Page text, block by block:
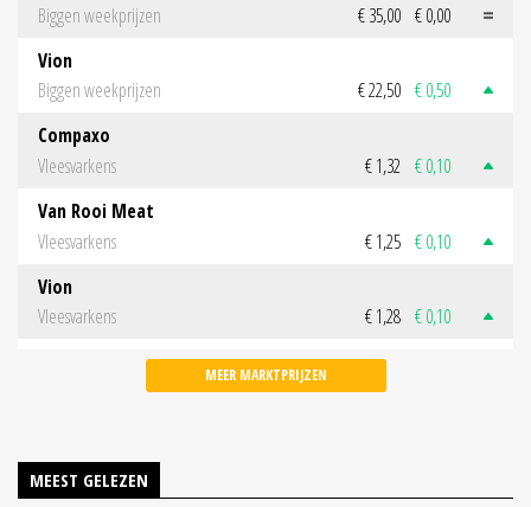
Biggen weekprijzen € 35,00 € 0,00
Vion
Biggen weekprijzen
€ 22,50 € 0,50
Compaxo
Vleesvarkens
€ 1,32 € 0,10
Van Rooi Meat
Vleesvarkens
€ 1,25 € 0,10
Vion
Vleesvarkens
€ 1,28 € 0,10
MEER MARKTPRIJZEN
MEEST GELEZEN